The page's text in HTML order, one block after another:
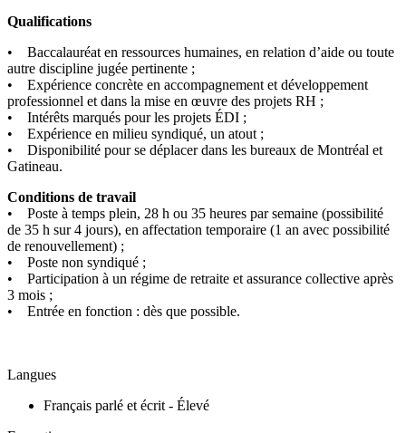
Qualifications
• Baccalauréat en ressources humaines, en relation d’aide ou toute
autre discipline jugée pertinente ;
• Expérience concrète en accompagnement et développement
professionnel et dans la mise en œuvre des projets RH ;
• Intérêts marqués pour les projets ÉDI ;
• Expérience en milieu syndiqué, un atout ;
• Disponibilité pour se déplacer dans les bureaux de Montréal et
Gatineau.
Conditions de travail
• Poste à temps plein, 28 h ou 35 heures par semaine (possibilité
de 35 h sur 4 jours), en affectation temporaire (1 an avec possibilité
de renouvellement) ;
• Poste non syndiqué ;
• Participation à un régime de retraite et assurance collective après
3 mois ;
• Entrée en fonction : dès que possible.
Langues
Français parlé et écrit - Élevé